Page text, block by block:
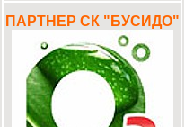
ПАРТНЕР СК "БУСИДО"